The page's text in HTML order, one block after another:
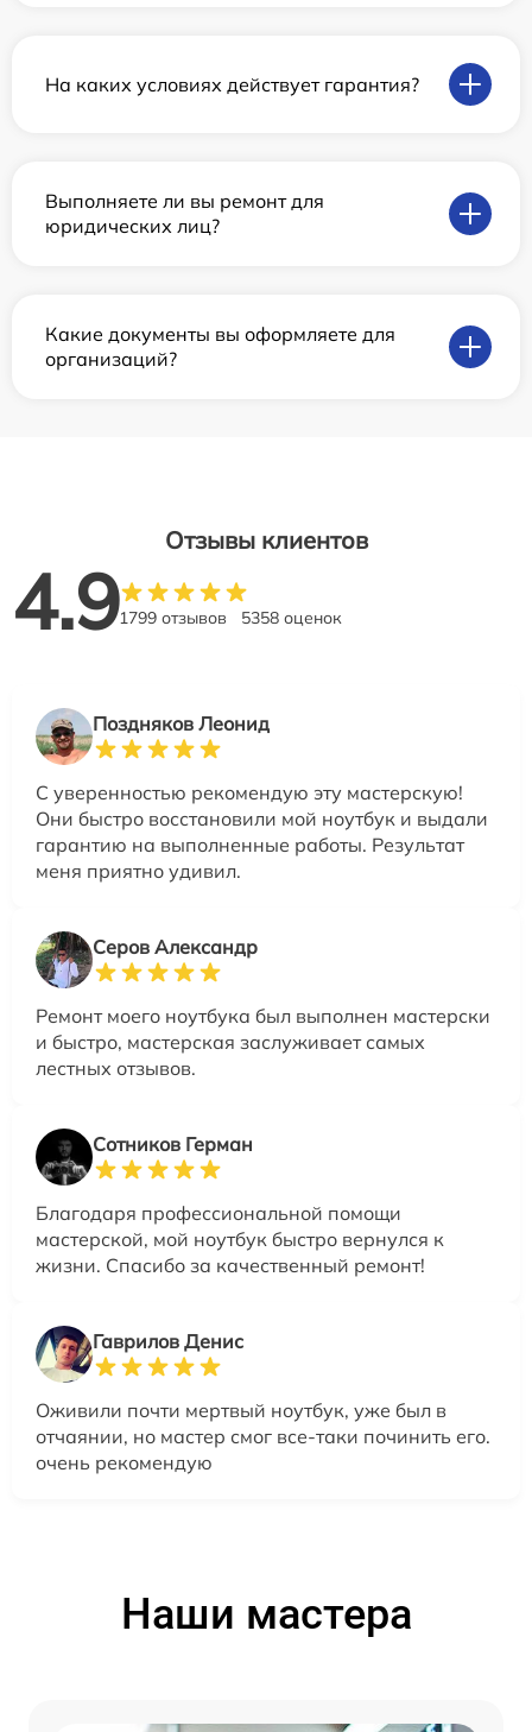
На каких условиях действует гарантия?
Выполняете ли вы ремонт для
юридических лиц?
Какие документы вы оформляете для
организаций?
Отзывы клиентов
4.91799 отзывов 5358 оценок
Поздняков Леонид
С уверенностью рекомендую эту мастерскую!
Они быстро восстановили мой ноутбук и выдали
гарантию на выполненные работы. Результат
меня приятно удивил.
Серов Александр
Ремонт моего ноутбука был выполнен мастерски
и быстро, мастерская заслуживает самых
лестных отзывов.
Сотников Герман
Благодаря профессиональной помощи
мастерской, мой ноутбук быстро вернулся к
жизни. Спасибо за качественный ремонт!
Гаврилов Денис
Оживили почти мертвый ноутбук, уже был в
отчаянии, но мастер смог все-таки починить его.
очень рекомендую
Наши мастера